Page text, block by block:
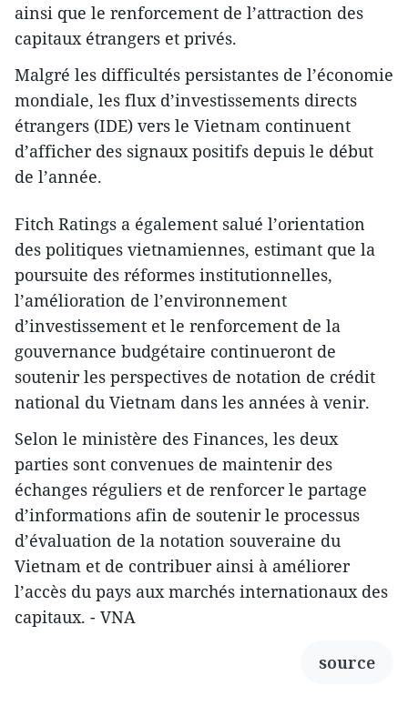
ainsi que le renforcement de l’attraction des
capitaux étrangers et privés.
Malgré les difficultés persistantes de l’économie
mondiale, les flux d’investissements directs
étrangers (IDE) vers le Vietnam continuent
d’afficher des signaux positifs depuis le début
de l’année.
Fitch Ratings a également salué l’orientation
des politiques vietnamiennes, estimant que la
poursuite des réformes institutionnelles,
l’amélioration de l’environnement
d’investissement et le renforcement de la
gouvernance budgétaire continueront de
soutenir les perspectives de notation de crédit
national du Vietnam dans les années à venir.
Selon le ministère des Finances, les deux
parties sont convenues de maintenir des
échanges réguliers et de renforcer le partage
d’informations afin de soutenir le processus
d’évaluation de la notation souveraine du
Vietnam et de contribuer ainsi à améliorer
l’accès du pays aux marchés internationaux des
capitaux. - VNA
source